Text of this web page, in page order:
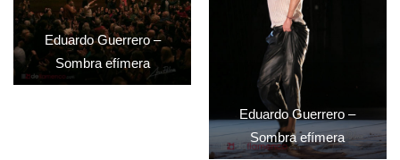
Eduardo Guerrero –
Sombra efímera
Eduardo Guerrero –
Sombra efímera